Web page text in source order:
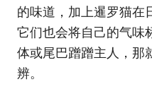
的味道，加上暹罗猫在
它们也会将自己的气味
体或尾巴蹭蹭主人，那
辨。